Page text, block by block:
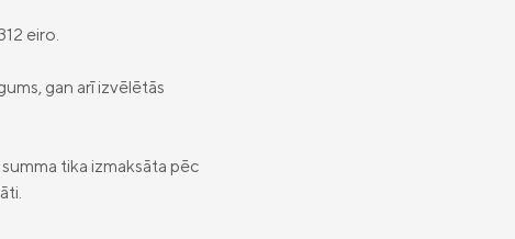
eiro.
gan arī izvēlētās
tika izmaksāta pēc